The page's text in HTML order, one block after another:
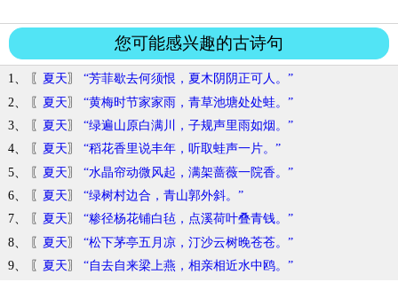
您可能感兴趣的古诗句
1、 〖 夏天〗 “芳菲歇去何须恨，夏木阴阴正可人。”
2、 〖 夏天〗 “黄梅时节家家雨，青草池塘处处蛙。”
3、 〖 夏天〗 “绿遍山原白满川，子规声里雨如烟。”
4、 〖 夏天〗 “稻花香里说丰年，听取蛙声一片。”
5、 〖 夏天〗 “水晶帘动微风起，满架蔷薇一院香。”
6、 〖 夏天〗 “绿树村边合，青山郭外斜。”
7、 〖 夏天〗 “糁径杨花铺白毡，点溪荷叶叠青钱。”
8、 〖 夏天〗 “松下茅亭五月凉，汀沙云树晚苍苍。”
9、 〖 夏天〗 “自去自来梁上燕，相亲相近水中鸥。”